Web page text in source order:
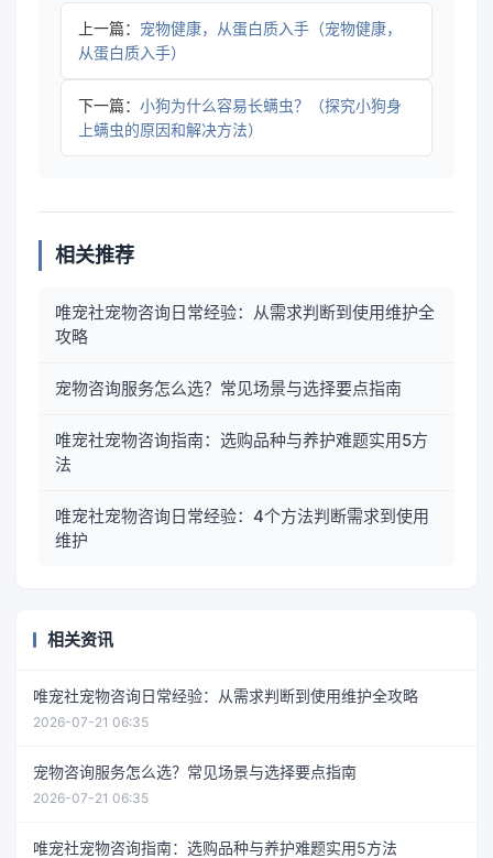
上一篇： 宠物健康，从蛋白质入手（宠物健康，
从蛋白质入手）
下一篇： 小狗为什么容易长螨虫？（探究小狗身
上螨虫的原因和解决方法）
相关推荐
唯宠社宠物咨询日常经验：从需求判断到使用维护全
攻略
宠物咨询服务怎么选？常见场景与选择要点指南
唯宠社宠物咨询指南：选购品种与养护难题实用5方
法
唯宠社宠物咨询日常经验：4个方法判断需求到使用
维护
相关资讯
唯宠社宠物咨询日常经验：从需求判断到使用维护全攻略
2026-07-21 06:35
宠物咨询服务怎么选？常见场景与选择要点指南
2026-07-21 06:35
唯宠社宠物咨询指南：选购品种与养护难题实用5方法